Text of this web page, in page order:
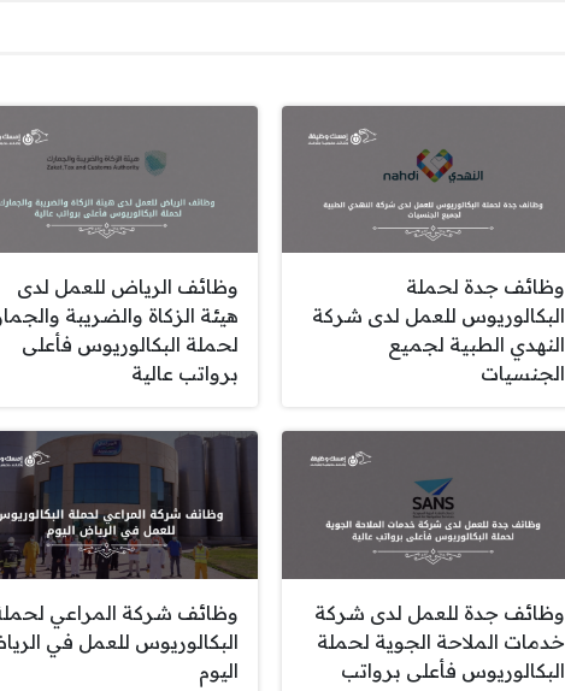
وظائف جدة لحملة
البكالوريوس للعمل لدى شركة
النهدي الطبية لجميع
الجنسيات
وظائف الرياض للعمل لدى
هيئة الزكاة والضريبة
لحملة البكالوريوس فأعلى
برواتب عالية
وظائف جدة للعمل لدى شركة
خدمات الملاحة الجوية لحملة
البكالوريوس فأعلى برواتب
وظائف شركة المراعي
البكالوريوس للعمل في
اليوم